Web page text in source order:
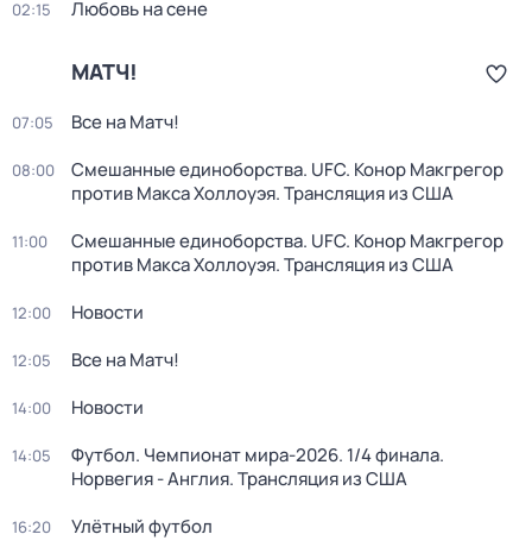
02:15 Любовь на сене
МАТЧ!
07:05 Все на Матч!
08:00
Смешанные единоборства. UFC. Конор Макгрегор
против Макса Холлоуэя. Трансляция из США
11:00
Смешанные единоборства. UFC. Конор Макгрегор
против Макса Холлоуэя. Трансляция из США
12:00 Новости
12:05 Все на Матч!
14:00 Новости
14:05
Футбол. Чемпионат мира-2026. 1/4 финала.
Норвегия - Англия. Трансляция из США
16:20 Улётный футбол